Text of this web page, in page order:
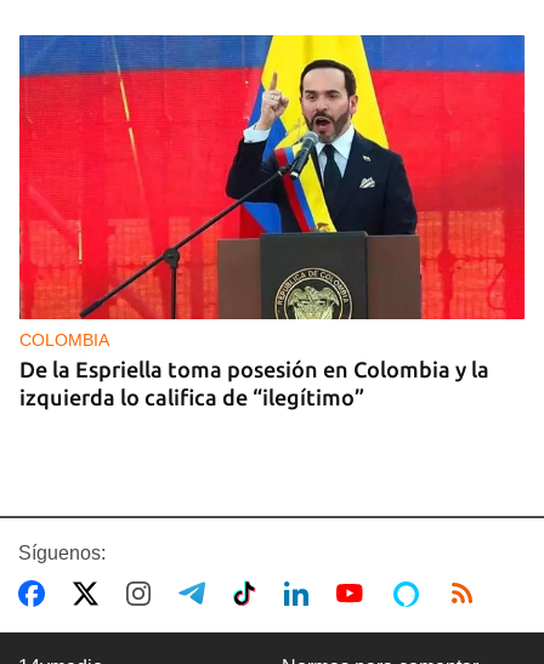
COLOMBIA
De la Espriella toma posesión en Colombia y la
izquierda lo califica de “ilegítimo”
Síguenos: